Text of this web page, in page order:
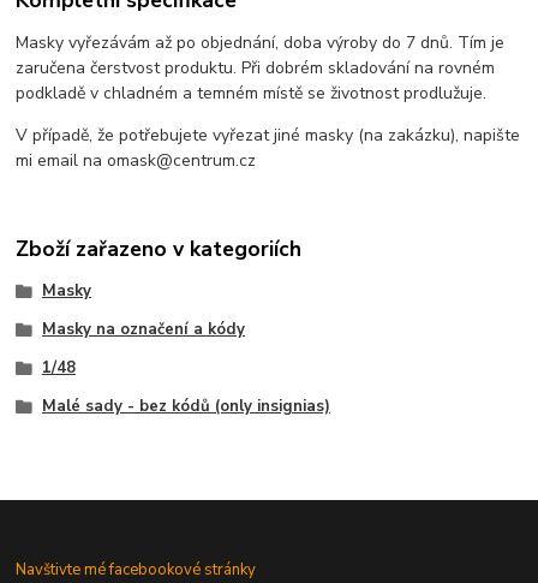
Masky vyřezávám až po objednání, doba výroby do 7 dnů. Tím je
zaručena čerstvost produktu. Při dobrém skladování na rovném
podkladě v chladném a temném místě se životnost prodlužuje.
V případě, že potřebujete vyřezat jiné masky (na zakázku), napište
mi email na omask@centrum.cz
Zboží zařazeno v kategoriích
Masky
Masky na označení a kódy
1/48
Malé sady - bez kódů (only insignias)
Navštivte mé facebookové stránky